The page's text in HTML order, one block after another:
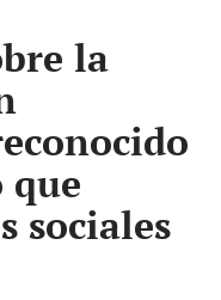
la
sociales